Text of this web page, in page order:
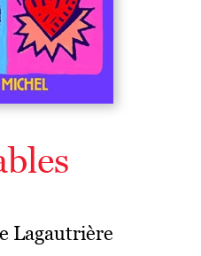
Lagautrière